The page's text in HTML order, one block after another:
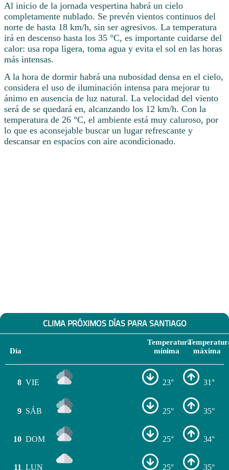
Al inicio de la jornada vespertina habrá un cielo
completamente nublado. Se prevén vientos continuos del
norte de hasta 18 km/h, sin ser agresivos. La temperatura
irá en descenso hasta los 35 °C, es importante cuidarse del
calor: usa ropa ligera, toma agua y evita el sol en las horas
más intensas.
A la hora de dormir habrá una nubosidad densa en el cielo,
considera el uso de iluminación intensa para mejorar tu
ánimo en ausencia de luz natural. La velocidad del viento
será de se quedará en, alcanzando los 12 km/h. Con la
temperatura de 26 °C, el ambiente está muy caluroso, por
lo que es aconsejable buscar un lugar refrescante y
descansar en espacios con aire acondicionado.
CLIMA PRÓXIMOS DÍAS PARA SANTIAGO
Día
Temperatura
mínima
máxima
8 VIE 23° 31°
9 SÁB 25° 35°
10 DOM 25° 34°
11 LUN 25° 35°